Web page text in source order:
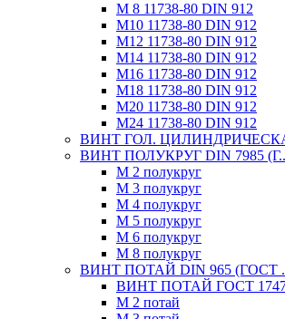
М 8 11738-80 DIN 912
М10 11738-80 DIN 912
М12 11738-80 DIN 912
М14 11738-80 DIN 912
М16 11738-80 DIN 912
М18 11738-80 DIN 912
М20 11738-80 DIN 912
М24 11738-80 DIN 912
ВИНТ ГОЛ.
ВИНТ ПОЛУКРУГ DIN 7985 (Г..
М 2 полукруг
М 3 полукруг
М 4 полукруг
М 5 полукруг
М 6 полукруг
М 8 полукруг
ВИНТ ПОТАЙ DIN 965 (ГОСТ
ВИНТ ПОТАЙ ГОСТ
М 2 потай